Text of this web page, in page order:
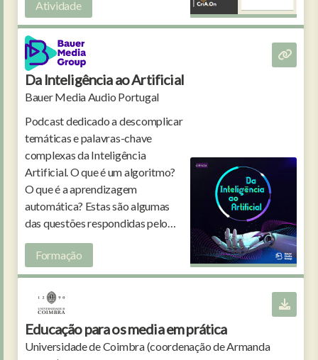
Atividade
Da Inteligência ao Artificial
Bauer Media Audio Portugal
Podcast dedicado a descomplicar
temáticas e palavras-chave
complexas da Inteligência
Artificial. O que é um algoritmo?
O que é a aprendizagem
automática? Estas são algumas
das questões respondidas pelo
Formação
Educação para os media em prática
Universidade de Coimbra (coordenação de Armanda